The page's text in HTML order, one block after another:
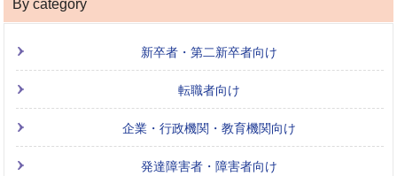
By category
新卒者・第二新卒者向け
転職者向け
企業・行政機関・教育機関向け
発達障害者・障害者向け